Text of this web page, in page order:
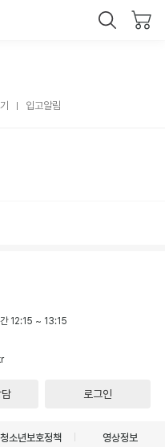
입고알림
간 12:15 ~ 13:15
로그인
청소년보호정책 영상정보